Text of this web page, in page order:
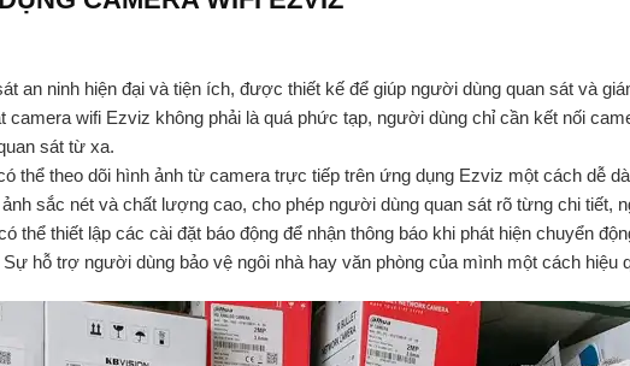
an ninh hiện đại và tiện ích, được thiết kế để giúp người dùng quan sát và
camera wifi Ezviz không phải là quá phức tạp, người dùng chỉ cần kết nối
sát từ xa.
thể theo dõi hình ảnh từ camera trực tiếp trên ứng dụng Ezviz một cách dễ
sắc nét và chất lượng cao, cho phép người dùng quan sát rõ từng chi tiết,
thể thiết lập các cài đặt báo động để nhận thông báo khi phát hiện chuyển
hỗ trợ người dùng bảo vệ ngôi nhà hay văn phòng của mình một cách hiệu